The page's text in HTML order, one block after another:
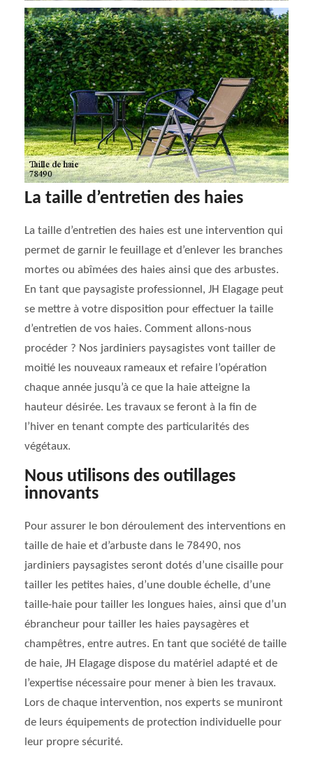
La taille d’entretien des haies
La taille d’entretien des haies est une intervention qui
permet de garnir le feuillage et d’enlever les branches
mortes ou abîmées des haies ainsi que des arbustes.
En tant que paysagiste professionnel, JH Elagage peut
se mettre à votre disposition pour effectuer la taille
d’entretien de vos haies. Comment allons-nous
procéder ? Nos jardiniers paysagistes vont tailler de
moitié les nouveaux rameaux et refaire l’opération
chaque année jusqu’à ce que la haie atteigne la
hauteur désirée. Les travaux se feront à la fin de
l’hiver en tenant compte des particularités des
végétaux.
Nous utilisons des outillages
innovants
Pour assurer le bon déroulement des interventions en
taille de haie et d’arbuste dans le 78490, nos
jardiniers paysagistes seront dotés d’une cisaille pour
tailler les petites haies, d’une double échelle, d’une
taille-haie pour tailler les longues haies, ainsi que d’un
ébrancheur pour tailler les haies paysagères et
champêtres, entre autres. En tant que société de taille
de haie, JH Elagage dispose du matériel adapté et de
l’expertise nécessaire pour mener à bien les travaux.
Lors de chaque intervention, nos experts se muniront
de leurs équipements de protection individuelle pour
leur propre sécurité.